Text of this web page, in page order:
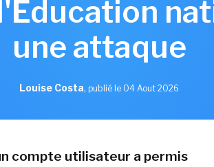
une attaque
Louise Costa, publié le 04 Aout 2026
compte utilisateur a permis